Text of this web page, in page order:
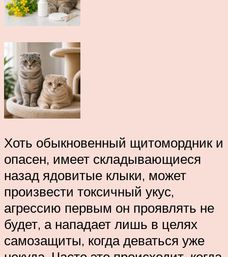
Хоть обыкновенный щитомордник и
опасен, имеет складывающиеся
назад ядовитые клыки, может
произвести токсичный укус,
агрессию первым он проявлять не
будет, а нападает лишь в целях
самозащиты, когда деваться уже